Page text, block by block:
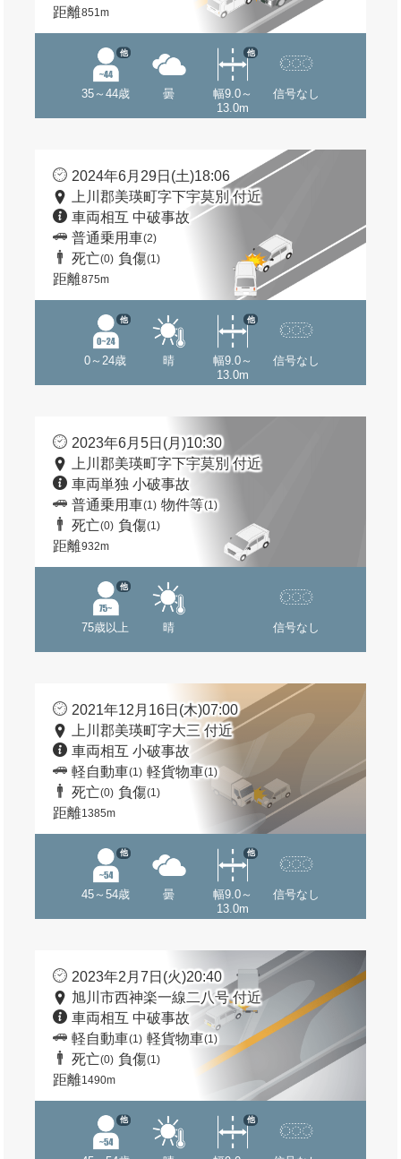
距離851m
35～44歳
他
曇
幅9.0～
13.0m
他
信号なし
2024年6月29日(土)18:06
上川郡美瑛町字下宇莫別 付近
車両相互 中破事故
普通乗用車(2)
死亡(0) 負傷(1)
距離875m
0～24歳
他
晴
幅9.0～
13.0m
他
信号なし
2023年6月5日(月)10:30
上川郡美瑛町字下宇莫別 付近
車両単独 小破事故
普通乗用車(1) 物件等(1)
死亡(0) 負傷(1)
距離932m
75歳以上
他
晴 信号なし
2021年12月16日(木)07:00
上川郡美瑛町字大三 付近
車両相互 小破事故
軽自動車(1) 軽貨物車(1)
死亡(0) 負傷(1)
距離1385m
45～54歳
他
曇
幅9.0～
13.0m
他
信号なし
2023年2月7日(火)20:40
旭川市西神楽一線二八号 付近
車両相互 中破事故
軽自動車(1) 軽貨物車(1)
死亡(0) 負傷(1)
距離1490m
他 他